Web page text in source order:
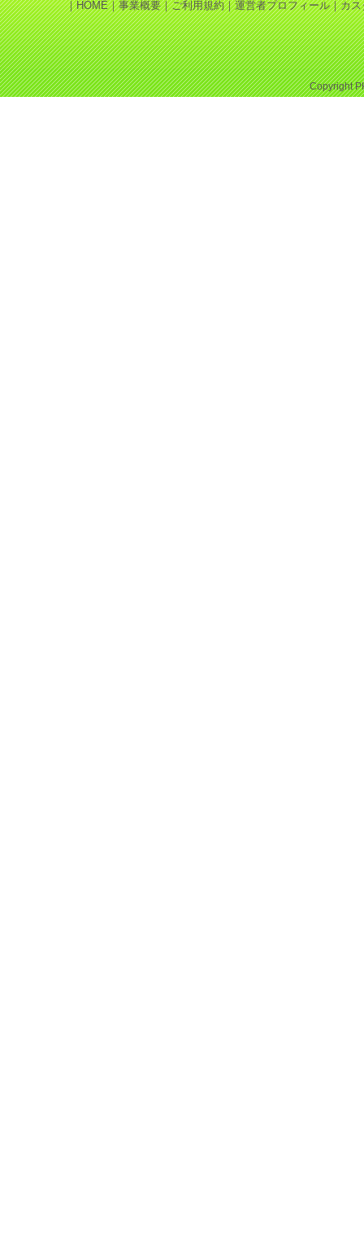
｜HOME｜事業概要｜ご利用規約｜運営者プロフィール｜カス
Copyright